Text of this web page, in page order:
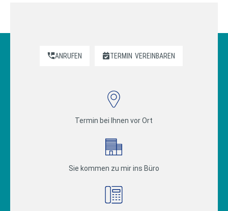
ANRUFEN TERMIN VEREINBAREN
Termin bei Ihnen vor Ort
Sie kommen zu mir ins Büro